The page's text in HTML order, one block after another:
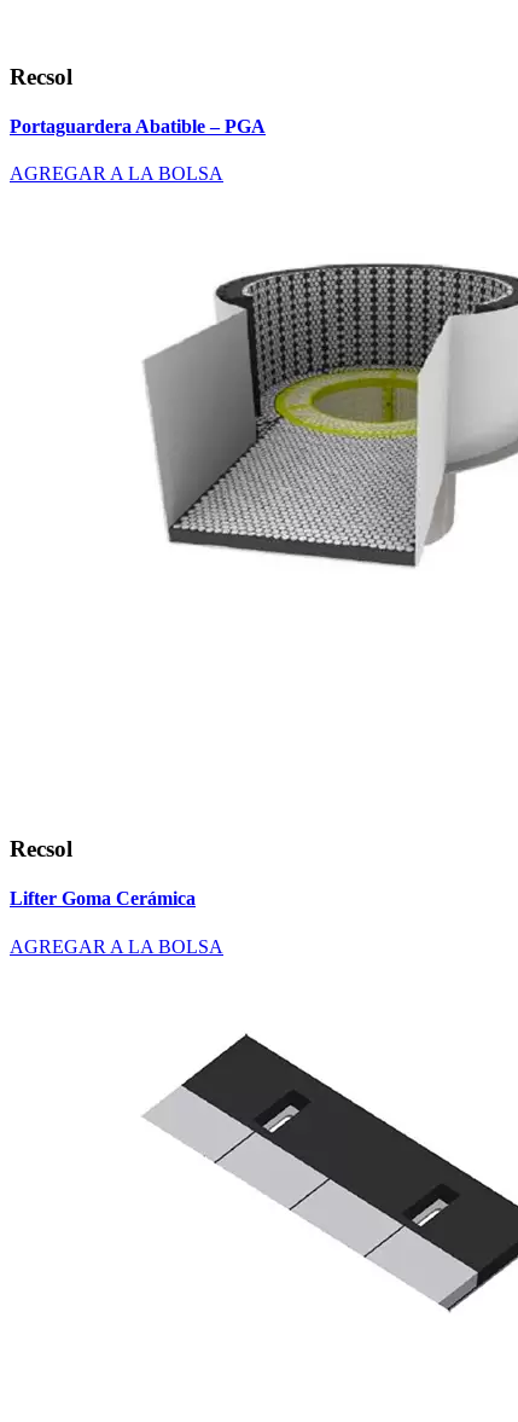
Recsol
Portaguardera Abatible – PGA
AGREGAR A LA BOLSA
Recsol
Lifter Goma Cerámica
AGREGAR A LA BOLSA